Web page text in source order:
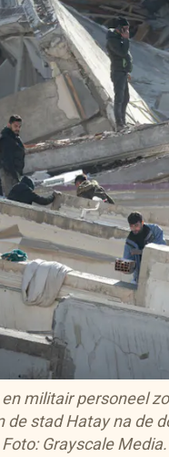
militair personeel
de stad Hatay na de
Grayscale Media.